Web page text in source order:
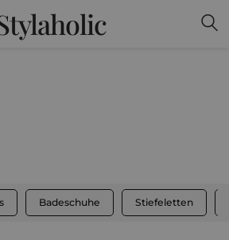
Badeschuhe Stiefeletten